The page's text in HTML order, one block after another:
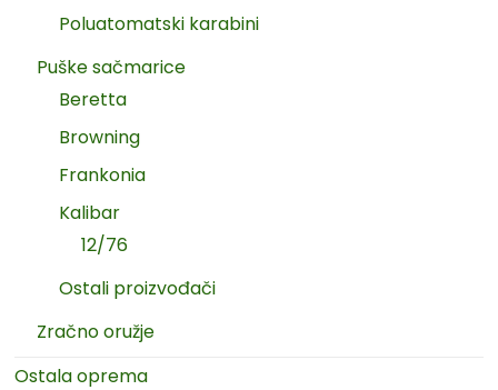
Poluatomatski karabini
Puške sačmarice
Beretta
Browning
Frankonia
Kalibar
12/76
Ostali proizvođači
Zračno oružje
Ostala oprema